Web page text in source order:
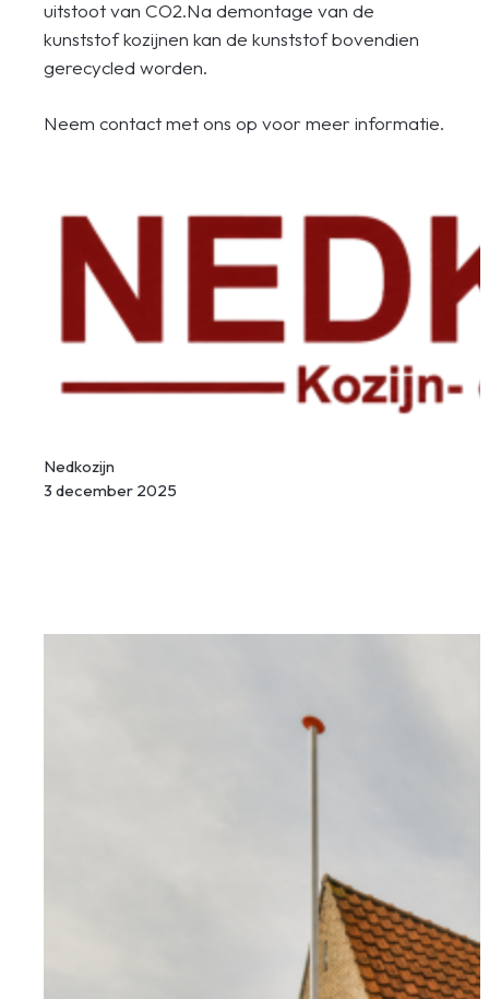
uitstoot van CO2.Na demontage van de
kunststof kozijnen kan de kunststof bovendien
gerecycled worden.
Neem contact met ons op voor meer informatie.
Nedkozijn
3 december 2025